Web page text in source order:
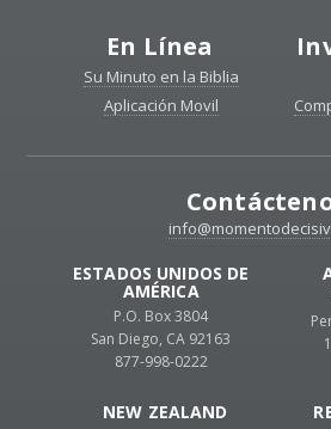
En Línea
Su Minuto en la Biblia
Aplicación Movil
ESTADOS UNIDOS DE
AMÉRICA
P.O. Box 3804
San Diego, CA 92163
877-998-0222
NEW ZEALAND